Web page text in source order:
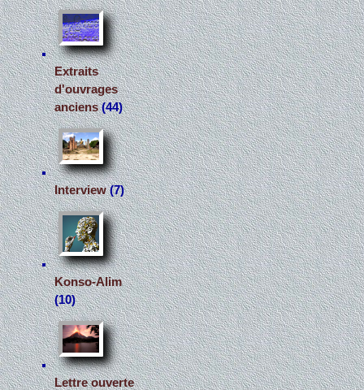
Extraits
d'ouvrages
anciens(44)
Interview(7)
Konso-Alim
(10)
Lettre ouverte